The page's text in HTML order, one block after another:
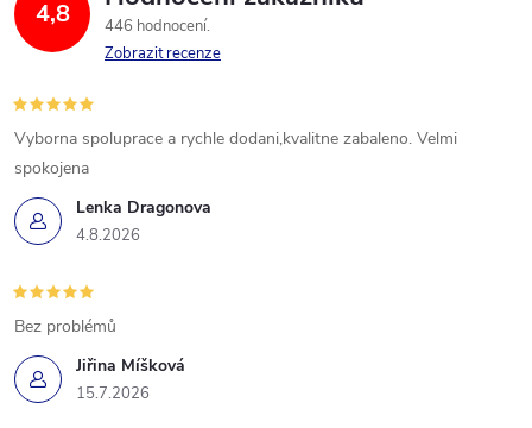
4,8
446 hodnocení
Zobrazit recenze
Lenka Dragonova
4.8.2026
Vyborna spoluprace a rychle dodani,kvalitne zabaleno. Velmi
spokojena
Jiřina Míšková
15.7.2026
Bez problémů